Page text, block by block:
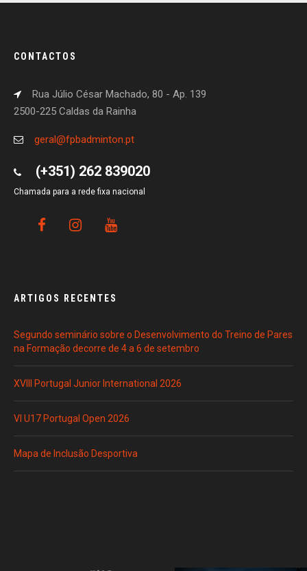
CONTACTOS
Rua Júlio César Machado, 80 - Ap. 139
2500-225 Caldas da Rainha
geral@fpbadminton.pt
(+351) 262 839020
Chamada para a rede fixa nacional
ARTIGOS RECENTES
Segundo seminário sobre o Desenvolvimento do Treino de Pares
na Formação decorre de 4 a 6 de setembro
XVIII Portugal Junior International 2026
VI U17 Portugal Open 2026
Mapa de Inclusão Desportiva